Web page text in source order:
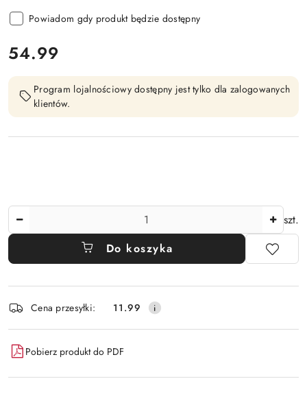
Powiadom gdy produkt będzie dostępny
cena:
54.99
Program lojalnościowy dostępny jest tylko dla zalogowanych
klientów.
szt.
Do koszyka
i
dostawa
Cena przesyłki: 11.99
Pobierz produkt do PDF